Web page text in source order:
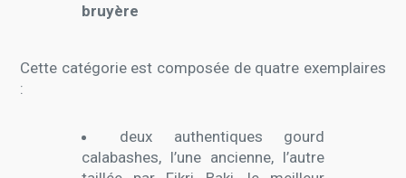
bruyère
Cette catégorie est composée de quatre exemplaires
:
deux authentiques gourd
calabashes, l’une ancienne, l’autre